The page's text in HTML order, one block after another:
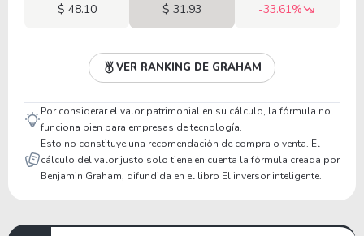
$ 48.10 $ 31.93 -33.61%
VER RANKING DE GRAHAM
Por considerar el valor patrimonial en su cálculo, la fórmula no
funciona bien para empresas de tecnología.
Esto no constituye una recomendación de compra o venta. El
cálculo del valor justo solo tiene en cuenta la fórmula creada por
Benjamin Graham, difundida en el libro El inversor inteligente.